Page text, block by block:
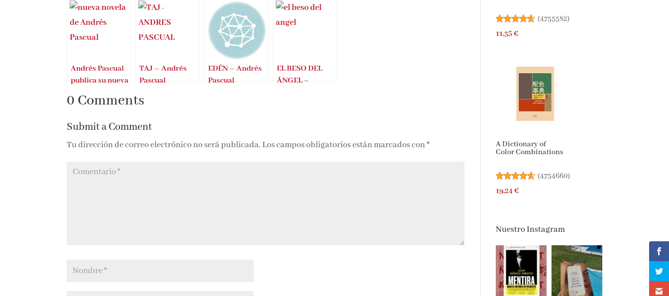
Andrés Pascual
publica su nueva
TAJ – Andrés
Pascual
EDÉN – Andrés
Pascual
EL BESO DEL
ÁNGEL –
0 Comments
Submit a Comment
Tu dirección de correo electrónico no será publicada. Los campos obligatorios están marcados con*
(4755582)
11,35 €
A Dictionary of
Color Combinations
(4754660)
19,24 €
Nuestro Instagram